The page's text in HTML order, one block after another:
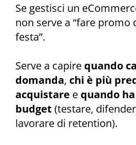
Se gestisci un
non serve a “fare promo
festa”.
Serve a capire quando
domanda, chi è più
acquistare e quando
budget (testare,
lavorare di retention).